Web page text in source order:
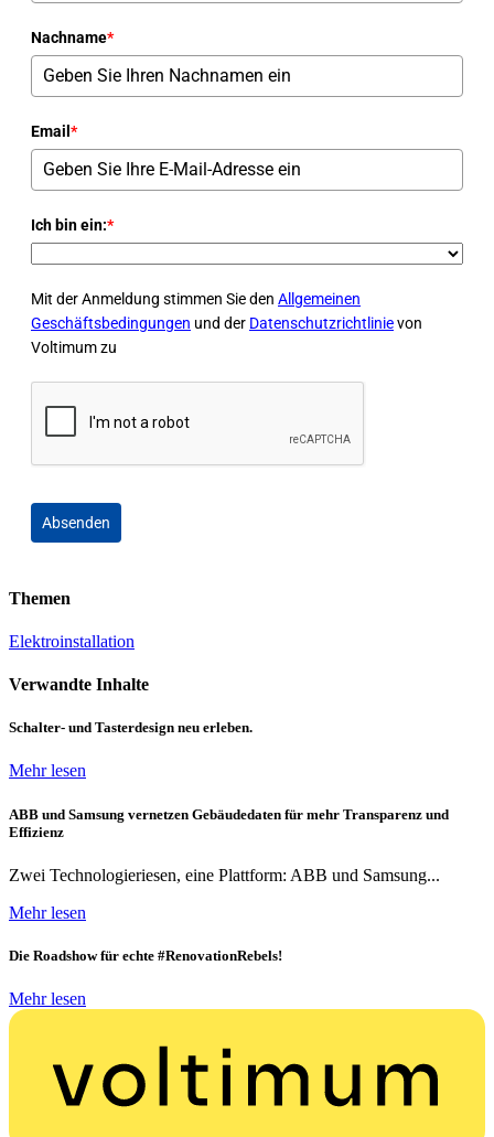
Nachname*
Email *
Ich bin ein:*
Mit der Anmeldung stimmen Sie den Allgemeinen
Geschäftsbedingungen und der Datenschutzrichtlinievon
Voltimum zu
Absenden
Themen
Elektroinstallation
Verwandte Inhalte
Schalter- und Tasterdesign neu erleben.
Mehr lesen
ABB und Samsung vernetzen Gebäudedaten für mehr Transparenz und
Effizienz
Zwei Technologieriesen, eine Plattform: ABB und Samsung...
Mehr lesen
Die Roadshow für echte #RenovationRebels!
Mehr lesen